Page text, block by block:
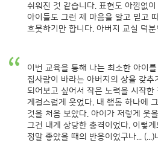
쉬워진 것 같습니다. 표현도 아낌없
아이들도 그런 제 마음을 알고 믿고
흐뭇하기만 합니다. 아버지 교실 덕
이번 교육을 통해 나는 최소한 아이
집사람이 바라는 아버지의 상을 갖
되어보고 싶어서 작은 노력을 시작한
게걸스럽게 웃었다. 내 행동 하나에
것을 처음 보았다. 아이가 저렇게 웃
그건 내게 상당한 충격이었다. 이렇게
정말 좋았을 때의 반응이었구나...